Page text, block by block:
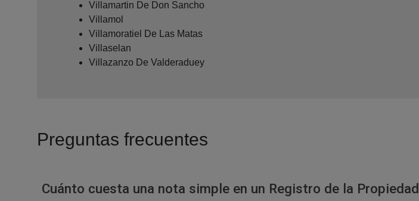
Villamartin De Don Sancho
Villamol
Villamoratiel De Las Matas
Villaselan
Villazanzo De Valderaduey
Preguntas frecuentes
Cuánto cuesta una nota simple en un Registro de la Propiedad